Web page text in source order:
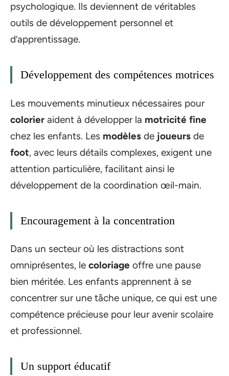
psychologique. Ils deviennent de véritables
outils de développement personnel et
d’apprentissage.
Développement des compétences motrices
Les mouvements minutieux nécessaires pour
colorier aident à développer la motricité fine
chez les enfants. Les modèles de joueurs de
foot, avec leurs détails complexes, exigent une
attention particulière, facilitant ainsi le
développement de la coordination œil-main.
Encouragement à la concentration
Dans un secteur où les distractions sont
omniprésentes, le coloriage offre une pause
bien méritée. Les enfants apprennent à se
concentrer sur une tâche unique, ce qui est une
compétence précieuse pour leur avenir scolaire
et professionnel.
Un support éducatif